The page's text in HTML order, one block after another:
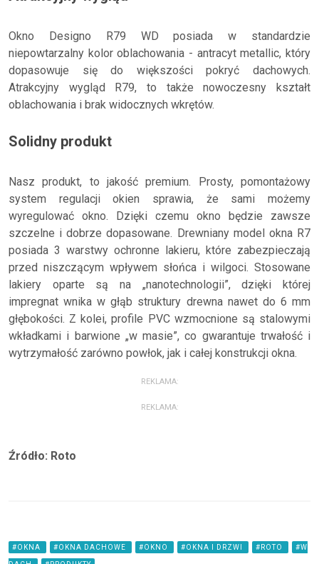
Okno Designo R79 WD posiada w standardzie
niepowtarzalny kolor oblachowania - antracyt metallic, który
dopasowuje się do większości pokryć dachowych.
Atrakcyjny wygląd R79, to także nowoczesny kształt
oblachowania i brak widocznych wkrętów.
Solidny produkt
Nasz produkt, to jakość premium. Prosty, pomontażowy
system regulacji okien sprawia, że sami możemy
wyregulować okno. Dzięki czemu okno będzie zawsze
szczelne i dobrze dopasowane. Drewniany model okna R7
posiada 3 warstwy ochronne lakieru, które zabezpieczają
przed niszczącym wpływem słońca i wilgoci. Stosowane
lakiery oparte są na „nanotechnologii”, dzięki której
impregnat wnika w głąb struktury drewna nawet do 6 mm
głębokości. Z kolei, profile PVC wzmocnione są stalowymi
wkładkami i barwione „w masie”, co gwarantuje trwałość i
wytrzymałość zarówno powłok, jak i całej konstrukcji okna.
REKLAMA:
REKLAMA:
Źródło: Roto
#OKNA #OKNA DACHOWE #OKNO #OKNA I DRZWI #ROTO #W